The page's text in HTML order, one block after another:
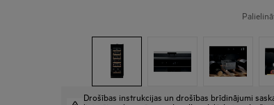
Drošības instrukcijas un drošības brīdinājumi